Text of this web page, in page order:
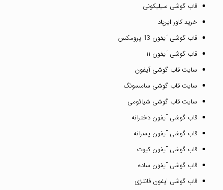
قاب گوشی سیلیکونی
خرید کاور ایرپاد
قاب گوشی آیفون 13 پرومکس
قاب گوشی آیفون ۱۱
سایت قاب گوشی آیفون
سایت قاب گوشی سامسونگ
سایت قاب گوشی شیائومی
قاب گوشی آیفون دخترانه
قاب گوشی آیفون پسرانه
قاب گوشی آیفون کیوت
قاب گوشی آیفون ساده
قاب گوشی ایفون فانتزی